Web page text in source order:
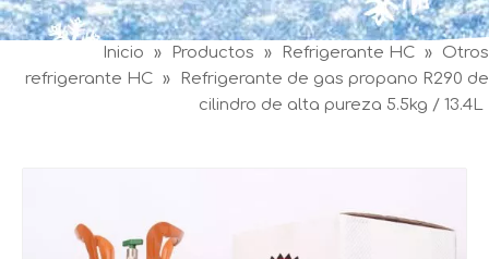
Inicio » Productos » Refrigerante HC » Otros
refrigerante HC »
Refrigerante de gas propano R290 de
cilindro de alta pureza 5.5kg / 13.4L